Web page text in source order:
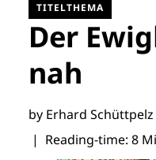
TITELTHEMA
Der
nah
by Erhard
| Reading-time: 8